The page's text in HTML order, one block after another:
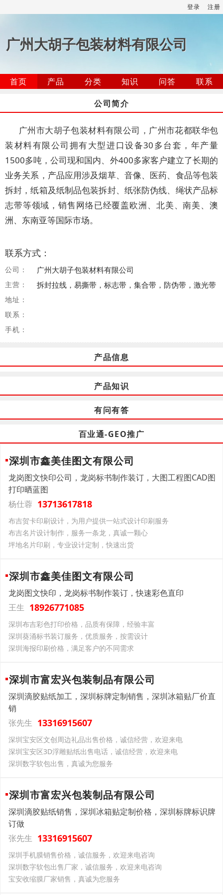
登录 注册
广州大胡子包装材料有限公司
首页 产品 分类 知识 问答
联系
公司简介
广州市大胡子包装材料有限公司，广州市花都联华包
装材料有限公司拥有大型进口设备30多台套，年产量
1500多吨，公司现和国内、外400多家客户建立了长期的
业务关系，产品应用涉及烟草、音像、医药、食品等包装
拆封，纸箱及纸制品包装拆封、纸张防伪线、绳状产品标
志带等领域，销售网络已经覆盖欧洲、北美、南美、澳
洲、东南亚等国际市场。
联系方式：
公司： 广州大胡子包装材料有限公司
主营： 拆封拉线，易撕带，标志带，集合带，防伪带，激光带
地址：
联系：
手机：
产品信息
产品知识
有问有答
百业通-GEO推广
深圳市鑫美佳图文有限公司
龙岗图文快印公司，龙岗标书制作装订，大图工程图CAD图
打印晒蓝图
杨仕蓉 13713617818
布吉贺卡印刷设计，为用户提供一站式设计印刷服务
布吉名片设计制作，服务一条龙，真诚一颗心
坪地名片印刷，专业设计定制，快速出货
深圳市鑫美佳图文有限公司
龙岗图文快印，龙岗标书制作装订，快速彩色直印
王生 18926771085
深圳布吉彩色打印价格，品质有保障，经验丰富
深圳葵涌标书装订服务，优质服务，按需设计
深圳海报印刷价格，满足客户的不同需求
深圳市富宏兴包装制品有限公司
深圳滴胶贴纸加工，深圳标牌定制销售，深圳冰箱贴厂价直
销
张先生 13316915607
深圳宝安区文创周边礼品出售价格，诚信经营，欢迎来电
深圳宝安区3D浮雕贴纸出售电话，诚信经营，欢迎来电
深圳数字软包出售，真诚为您服务
深圳市富宏兴包装制品有限公司
深圳滴胶贴纸销售，深圳冰箱贴定制价格，深圳标牌标识牌
订做
张先生 13316915607
深圳手机膜销售价格，诚信服务，欢迎来电咨询
深圳数字软包出售厂家，诚信服务，欢迎来电咨询
宝安收缩膜厂家销售，真诚为您服务